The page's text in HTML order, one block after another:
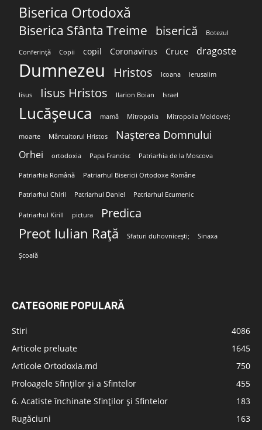
Biserica Ortodoxă
Biserica Sfânta Treime biserică Botezul
Conferință Copii copil Coronavirus Cruce dragoste
Dumnezeu Hristos Icoana Ierusalim
Iisus Iisus Hristos Ilarion Boian Israel
Lucășeuca mamă Mitropolia Mitropolia Moldovei;
moarte Mântuitorul Hristos Nașterea Domnului
Orhei ortodoxia Papa Francisc Patriarhia de la Moscova
Patriarhia Română Patriarhul Bisericii Ortodoxe Române
Patriarhul Chiril Patriarhul Daniel Patriarhul Ecumenic
Patriarhul Kirill pictura Predica
Preot Iulian Rață Sfaturi duhovnicești; Sinaxa
Școală
CATEGORIE POPULARĂ
Stiri
4086
Articole preluate
1645
Articole Ortodoxia.md
750
Proloagele Sfinților și a Sfintelor
455
6. Acatiste închinate Sfinților și Sfintelor
183
Rugăciuni
163